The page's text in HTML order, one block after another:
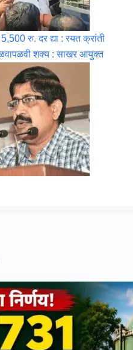
रु. दर द्या : रयत क्रांती
शक्य : साखर आयुक्त